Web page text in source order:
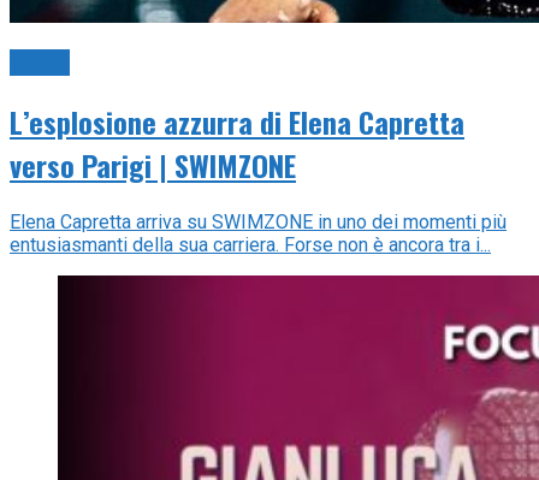
L’esplosione azzurra di Elena Capretta
verso Parigi | SWIMZONE
Elena Capretta arriva su SWIMZONE in uno dei momenti più
entusiasmanti della sua carriera. Forse non è ancora tra i...